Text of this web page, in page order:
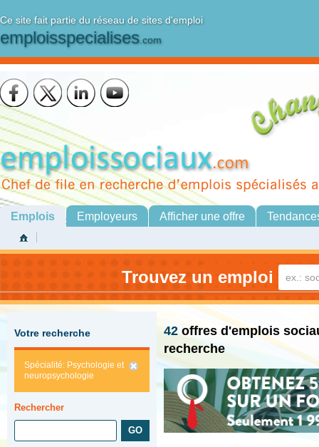
Ce site fait partie du réseau de sites d'emploi
emploisspecialises.com
Emplois Employeurs Afficher une offre
Trouvez un emploi
Votre recherche
Spécialité: Psychologie et
neuropsychologie
Rechercher
42 offres d'emplois
recherche